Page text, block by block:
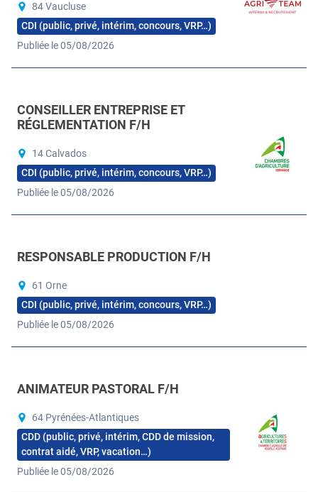
84 Vaucluse
CDI (public, privé, intérim, concours, VRP…)
Publiée le 05/08/2026
CONSEILLER ENTREPRISE ET
RÉGLEMENTATION F/H
14 Calvados
CDI (public, privé, intérim, concours, VRP…)
Publiée le 05/08/2026
RESPONSABLE PRODUCTION F/H
61 Orne
CDI (public, privé, intérim, concours, VRP…)
Publiée le 05/08/2026
ANIMATEUR PASTORAL F/H
64 Pyrénées-Atlantiques
CDD (public, privé, intérim, CDD de mission,
contrat aidé, VRP, vacation…)
Publiée le 05/08/2026